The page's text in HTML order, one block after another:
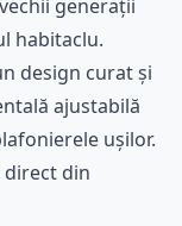
generații
habitaclu.
design curat și
ajustabilă
ușilor.
direct din